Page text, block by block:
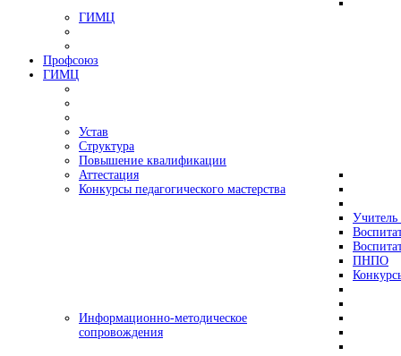
ГИМЦ
Профсоюз
ГИМЦ
Устав
Структура
Повышение квалификации
Аттестация
Конкурсы педагогического мастерства
Учитель
ПНПО
Информационно-методическое
сопровождения